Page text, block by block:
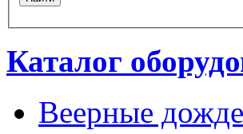
Каталог
Веерные